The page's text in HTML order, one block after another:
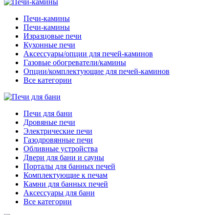
Печи-камины
Печи-камины
Изразцовые печи
Кухонные печи
Аксессуары/опции для печей-каминов
Газовые обогреватели/камины
Опции/комплектующие для печей-каминов
Все категории
Печи для бани
Дровяные печи
Электрические печи
Газодровянные печи
Обливные устройства
Двери для бани и сауны
Порталы для банных печей
Комплектующие к печам
Камни для банных печей
Аксессуары для бани
Все категории